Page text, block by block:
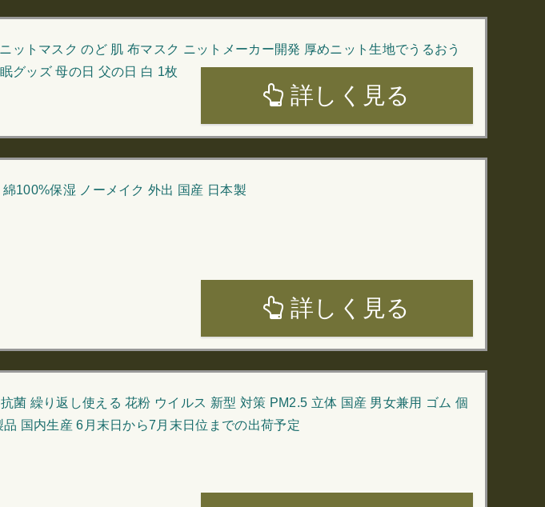
ットマスク のど 肌 布マスク ニットメーカー開発 厚めニット生地でうるおう
グッズ 母の日 父の日 白 1枚
詳しく見る
100%保湿 ノーメイク 外出 国産 日本製
詳しく見る
菌 繰り返し使える 花粉 ウイルス 新型 対策 PM2.5 立体 国産 男女兼用 ゴム 個
国内生産 6月末日から7月末日位までの出荷予定